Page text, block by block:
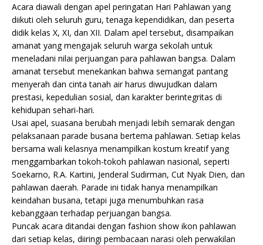
Acara diawali dengan apel peringatan Hari Pahlawan yang
diikuti oleh seluruh guru, tenaga kependidikan, dan peserta
didik kelas X, XI, dan XII. Dalam apel tersebut, disampaikan
amanat yang mengajak seluruh warga sekolah untuk
meneladani nilai perjuangan para pahlawan bangsa. Dalam
amanat tersebut menekankan bahwa semangat pantang
menyerah dan cinta tanah air harus diwujudkan dalam
prestasi, kepedulian sosial, dan karakter berintegritas di
kehidupan sehari-hari.
Usai apel, suasana berubah menjadi lebih semarak dengan
pelaksanaan parade busana bertema pahlawan. Setiap kelas
bersama wali kelasnya menampilkan kostum kreatif yang
menggambarkan tokoh-tokoh pahlawan nasional, seperti
Soekarno, R.A. Kartini, Jenderal Sudirman, Cut Nyak Dien, dan
pahlawan daerah. Parade ini tidak hanya menampilkan
keindahan busana, tetapi juga menumbuhkan rasa
kebanggaan terhadap perjuangan bangsa.
Puncak acara ditandai dengan fashion show ikon pahlawan
dari setiap kelas, diiringi pembacaan narasi oleh perwakilan